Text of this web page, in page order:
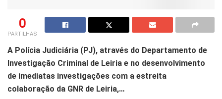
0
PARTILHAS
A Polícia Judiciária (PJ), através do Departamento de
Investigação Criminal de Leiria e no desenvolvimento
de imediatas investigações com a estreita
colaboração da GNR de Leiria,…